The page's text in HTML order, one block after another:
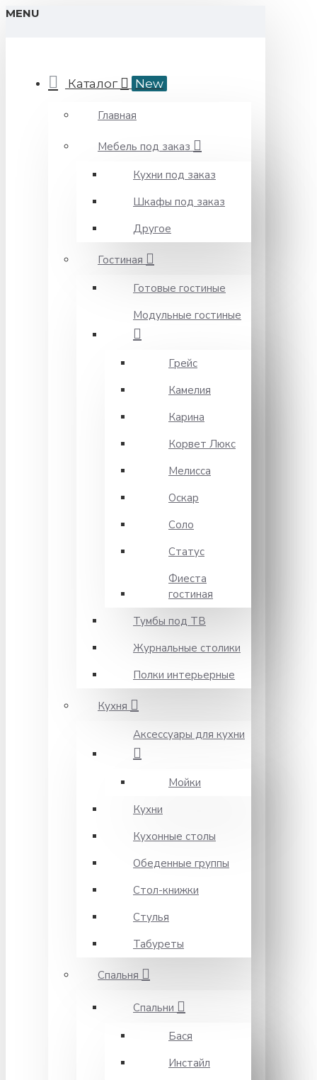
MENU
Каталог New
Главная
Мебель под заказ
Кухни под заказ
Шкафы под заказ
Другое
Гостиная
Готовые гостиные
Модульные гостиные
Грейс
Камелия
Карина
Корвет Люкс
Мелисса
Оскар
Соло
Статус
Фиеста
гостиная
Тумбы под ТВ
Журнальные столики
Полки интерьерные
Кухня
Аксессуары для кухни
Мойки
Кухни
Кухонные столы
Обеденные группы
Стол-книжки
Стулья
Табуреты
Спальня
Спальни
Бася
Инстайл